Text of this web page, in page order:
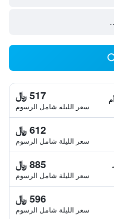
517 ﷼
سعر الليلة شامل الرسوم
612 ﷼
سعر الليلة شامل الرسوم
885 ﷼
سعر الليلة شامل الرسوم
596 ﷼
سعر الليلة شامل الرسوم